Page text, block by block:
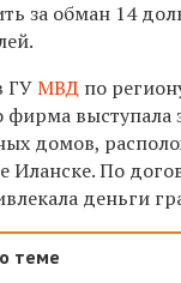
за обман 14
ГУМВД по
фирма
домов,
Иланске. По
деньги
теме